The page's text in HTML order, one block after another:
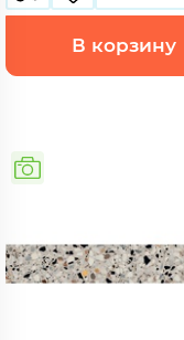
В корзину